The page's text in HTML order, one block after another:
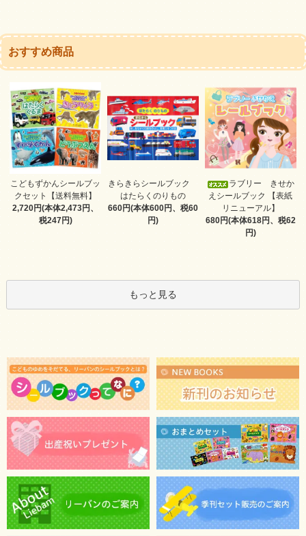
おすすめ商品
こどもずかんシールブッ
クセット【送料無料】
2,720円(本体2,473円、
税247円)
きらきらシールブック
はたらくのりもの
660円(本体600円、税60
円)
ラブリー きせか
えシールブック 【表紙
リニューアル】
680円(本体618円、税62
円)
もっと見る